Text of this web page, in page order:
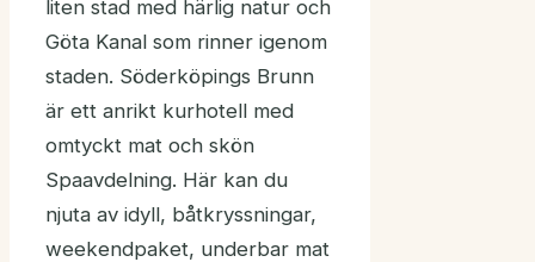
liten stad med härlig natur och
Göta Kanal som rinner igenom
staden. Söderköpings Brunn
är ett anrikt kurhotell med
omtyckt mat och skön
Spaavdelning. Här kan du
njuta av idyll, båtkryssningar,
weekendpaket, underbar mat